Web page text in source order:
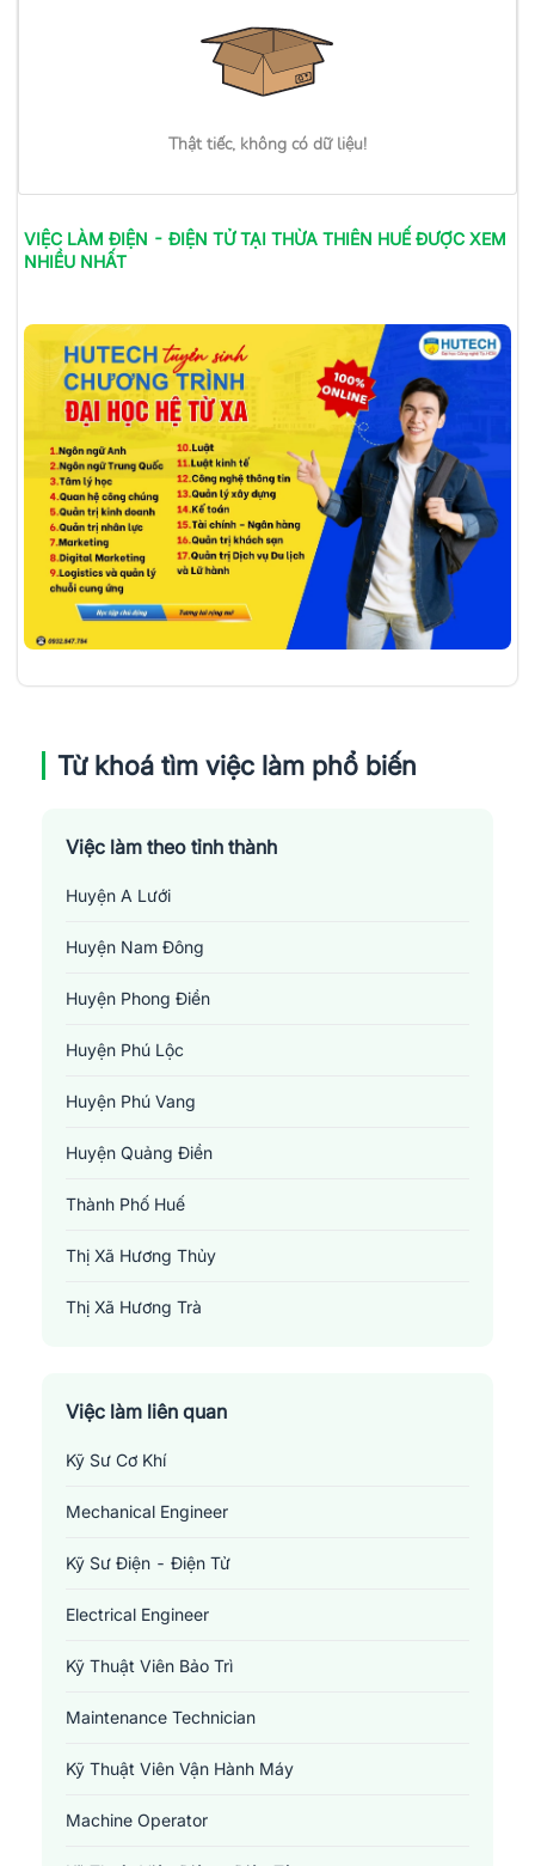
Thật tiếc, không có dữ liệu!
VIỆC LÀM ĐIỆN - ĐIỆN TỬTẠI THỪA THIÊN HUẾ ĐƯỢC XEM
NHIỀU NHẤT
Từ khoá tìm việc làm phổ biến
Việc làm theo tỉnh thành
Huyện A Lưới
Huyện Nam Đông
Huyện Phong Điền
Huyện Phú Lộc
Huyện Phú Vang
Huyện Quảng Điền
Thành Phố Huế
Thị Xã Hương Thủy
Thị Xã Hương Trà
Việc làm liên quan
Kỹ Sư Cơ Khí
Mechanical Engineer
Kỹ Sư Điện - Điện Tử
Electrical Engineer
Kỹ Thuật Viên Bảo Trì
Maintenance Technician
Kỹ Thuật Viên Vận Hành Máy
Machine Operator